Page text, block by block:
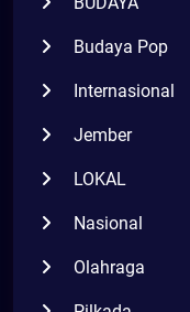
Budaya Pop
Internasional
Jember
LOKAL
Nasional
Olahraga